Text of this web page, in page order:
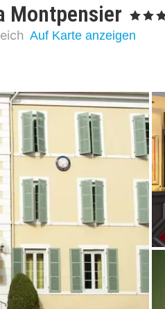
Montpensier , 3 Sterne
Auf Karte anzeigen